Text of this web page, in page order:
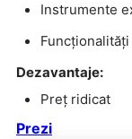
Instrumente
Dezavantaje:
Preț ridicat
Prezi